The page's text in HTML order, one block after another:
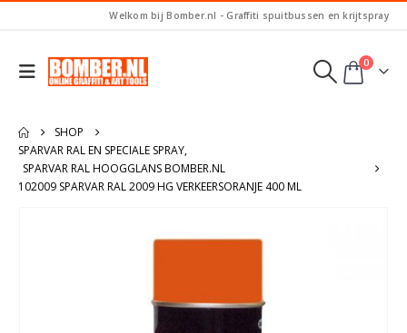
Welkom bij Bomber.nl - Graffiti spuitbussen en krijtspray
0
SHOP
SPARVAR RAL EN SPECIALE SPRAY,
SPARVAR RAL HOOGGLANS BOMBER.NL
102009 SPARVAR RAL 2009 HG VERKEERSORANJE 400 ML